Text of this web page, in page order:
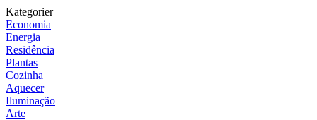
Kategorier
Economia
Energia
Residência
Plantas
Cozinha
Aquecer
Iluminação
Arte